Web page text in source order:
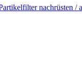
nachrüsten /